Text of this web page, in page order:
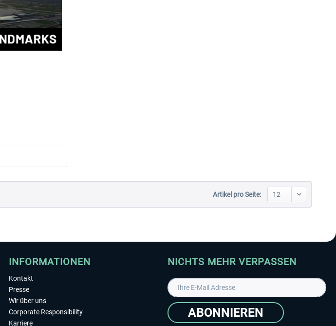
Artikel pro Seite:
INFORMATIONEN
Kontakt
Presse
Wir über uns
Corporate Responsibility
Karriere
NICHTS MEHR VERPASSEN
ABONNIEREN